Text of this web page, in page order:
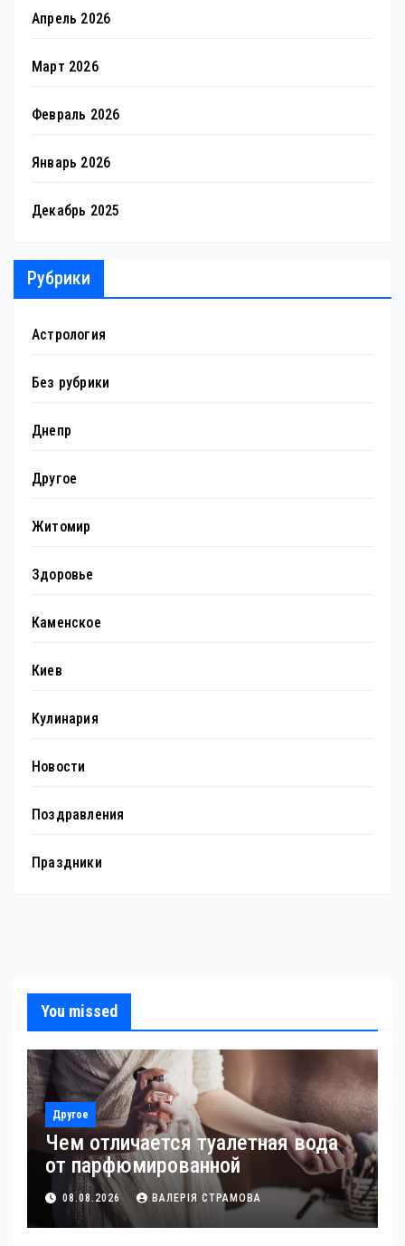
Апрель 2026
Март 2026
Февраль 2026
Январь 2026
Декабрь 2025
Рубрики
Астрология
Без рубрики
Днепр
Другое
Житомир
Здоровье
Каменское
Киев
Кулинария
Новости
Поздравления
Праздники
You missed
Другое
Чем отличается туалетная вода
от парфюмированной
08.08.2026 ВАЛЕРІЯ СТРАМОВА